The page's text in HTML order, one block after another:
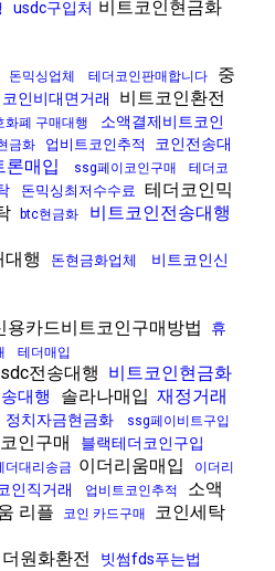
usdc구입처 비트코인현금화
돈믹싱업체 테더코인판매합니다
중
인비대면거래 비트코인환전
화폐 구매대행
소액결제비트코인
금화 업비트코인추적
코인전송대
론매입 ssg페이코인구매
테더코
돈믹싱최저수수료 테더코인믹
btc현금화 비트코인전송대행
대행 돈현금화업체
비트코인신
용카드비트코인구매방법
휴
테더매입
전송대행 비트코인현금화
대행 솔라나매입 재정거래
정치자금현금화 ssg페이비트구입
인구매 블랙테더코인구입
더대리송금 이더리움매입
이더리
인직거래 업비트코인추적
소액
리플 코인 카드구매
코인세탁
원화환전
빗썸fds푸는법